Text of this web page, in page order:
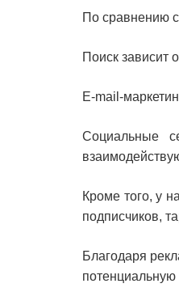
По сравнению
Поиск зависит
E-mail-
Социальные
Кроме того, у
подписчиков,
Благодаря
потенциальную